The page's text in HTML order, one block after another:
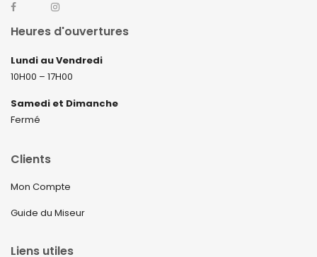
Heures d'ouvertures
Lundi au Vendredi
10H00 – 17H00
Samedi et Dimanche
Fermé
Clients
Mon Compte
Guide du Miseur
Liens utiles